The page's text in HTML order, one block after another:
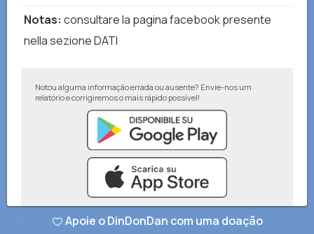
Notas: consultare la pagina facebook presente
nella sezione DATI
Notou alguma informação errada ou ausente? Envie-nos um
relatório e corrigiremos o mais rápido possível!
Apoie o DinDonDan com uma doação